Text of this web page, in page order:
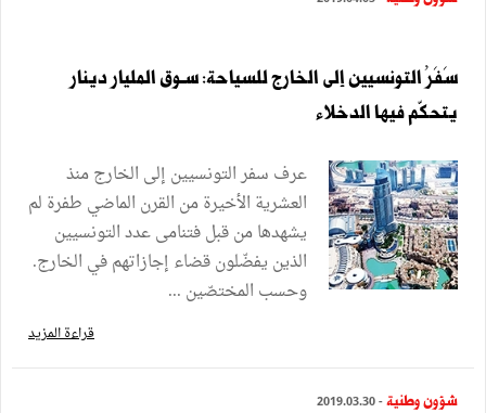
سَفَرُ التونسيين إلى الخارج للسياحة: سـوق المليار دينار
يتحكّم فيها الدخلاء
عرف سفر التونسيين إلى الخارج منذ
العشرية الأخيرة من القرن الماضي طفرة لم
يشهدها من قبل فتنامى عدد التونسيين
الذين يفضّلون قضاء إجازاتهم في الخارج.
وحسب المختصّين ...
قراءة المزيد
شؤون وطنية - 2019.03.30